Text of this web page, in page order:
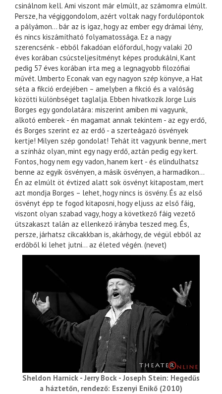
csinálnom kell. Ami viszont már elmúlt, az számomra elmúlt.
Persze, ha végiggondolom, azért voltak nagy fordulópontok
a pályámon… bár az is igaz, hogy az ember egy drámai lény,
és nincs kiszámítható folyamatossága. Ez a nagy
szerencsénk - ebből fakadóan előfordul, hogy valaki 20
éves korában csúcsteljesítményt képes produkálni, Kant
pedig 57 éves korában írta meg a legnagyobb filozófiai
művét. Umberto Econak van egy nagyon szép könyve, a Hat
séta a fikció erdejében – amelyben a fikció és a valóság
közötti különbséget taglalja. Ebben hivatkozik Jorge Luis
Borges egy gondolatára: miszerint amiben mi vagyunk,
alkotó emberek - én magamat annak tekintem - az egy erdő,
és Borges szerint ez az erdő - a szerteágazó ösvények
kertje! Milyen szép gondolat! Tehát itt vagyunk benne, mert
a színház olyan, mint egy nagy erdő, aztán pedig egy kert.
Fontos, hogy nem egy vadon, hanem kert - és elindulhatsz
benne az egyik ösvényen, a másik ösvényen, a harmadikon…
Én az elmúlt öt évtized alatt sok ösvényt kitapostam, mert
azt mondja Borges – lehet, hogy nincs is ösvény. És az első
ösvényt épp te fogod kitaposni, hogy eljuss az első fáig,
viszont olyan szabad vagy, hogy a következő fáig vezető
útszakaszt talán az ellenkező irányba teszed meg. És,
persze, járhatsz cikcakkban is, akárhogy, de végül ebből az
erdőből ki lehet jutni… az életed végén. (nevet)
Sheldon Harnick - Jerry Bock - Joseph Stein: Hegedűs
a háztetőn, rendező: Eszenyi Enikő (2010)